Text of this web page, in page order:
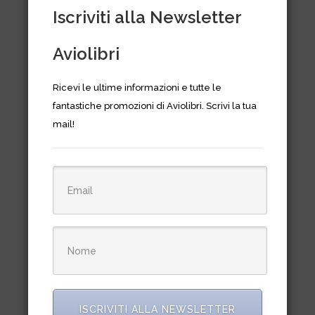
PRODOTTI CORRELATI
Gradi pilota civile 2 strisce
(paio)
Questo
Iscriviti alla Newsletter
Aviolibri
Ricevi le ultime informazioni e tutte le
fantastiche promozioni di Aviolibri. Scrivi la tua
mail!
ISCRIVITI ALLA NEWSLETTER